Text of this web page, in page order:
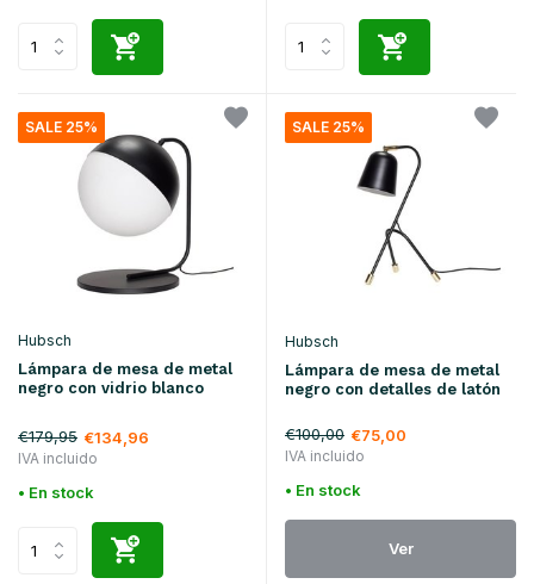
SALE 25%
Hubsch
Lámpara de mesa de metal
negro con vidrio blanco
€179,95 €134,96
IVA incluido
• En stock
SALE 25%
Hubsch
Lámpara de mesa de metal
negro con detalles de latón
€100,00 €75,00
IVA incluido
• En stock
Ver